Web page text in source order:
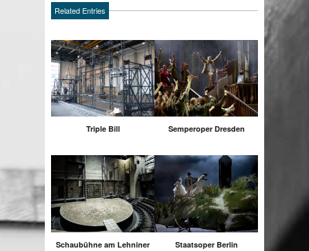
Related Entries
Triple Bill Semperoper Dresden
Schaubühne am Lehniner Staatsoper Berlin